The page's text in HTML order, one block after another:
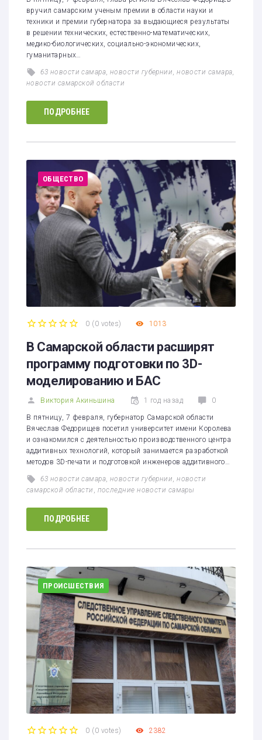
вручил самарским ученым премии в области науки и
техники и премии губернатора за выдающиеся результаты
в решении технических, естественно-математических,
медико-биологических, социально-экономических,
гуманитарных…
63 новости самара,новости губернии,новости самара,
новости самарской области
ПОДРОБНЕЕ
ОБЩЕСТВО
0 ( 0 votes) 1013
В Самарской области расширят
программу подготовки по 3D-
моделированию и БАС
Виктория Акиньшина 1 год назад 0
В пятницу, 7 февраля, губернатор Самарской области
Вячеслав Федорищев посетил университет имени Королева
и ознакомился с деятельностью производственного центра
аддитивных технологий, который занимается разработкой
методов 3D-печати и подготовкой инженеров аддитивного…
63 новости самара,новости губернии,новости
самарской области , последние новости самары
ПОДРОБНЕЕ
ПРОИСШЕСТВИЯ
0 ( 0 votes) 2382